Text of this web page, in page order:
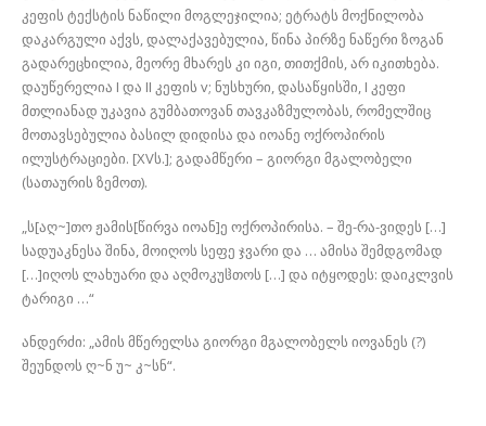
კეფის ტექსტის ნაწილი მოგლეჯილია; ეტრატს მოქნილობა
დაკარგული აქვს, დალაქავებულია, წინა პირზე ნაწერი ზოგან
გადარეცხილია, მეორე მხარეს კი იგი, თითქმის, არ იკითხება.
დაუწერელია I და II კეფის v; ნუსხური, დასაწყისში, I კეფი
მთლიანად უკავია გუმბათოვან თავკაზმულობას, რომელშიც
მოთავსებულია ბასილ დიდისა და იოანე ოქროპირის
ილუსტრაციები. [XVს.]; გადამწერი – გიორგი მგალობელი
(სათაურის ზემოთ).
„ს[აღ~]თო ჟამის[წირვა იოან]ე ოქროპირისა. – შე-რა-ვიდეს […]
სადუაკნესა შინა, მოიღოს სეფე ჯვარი და … ამისა შემდგომად
[…]იღოს ლახუარი და აღმოკუჱთოს […] და იტყოდეს: დაიკლვის
ტარიგი …“
ანდერძი: „ამის მწერელსა გიორგი მგალობელს იოვანეს (?)
შეუნდოს ღ~ნ უ~ კ~სნ“.